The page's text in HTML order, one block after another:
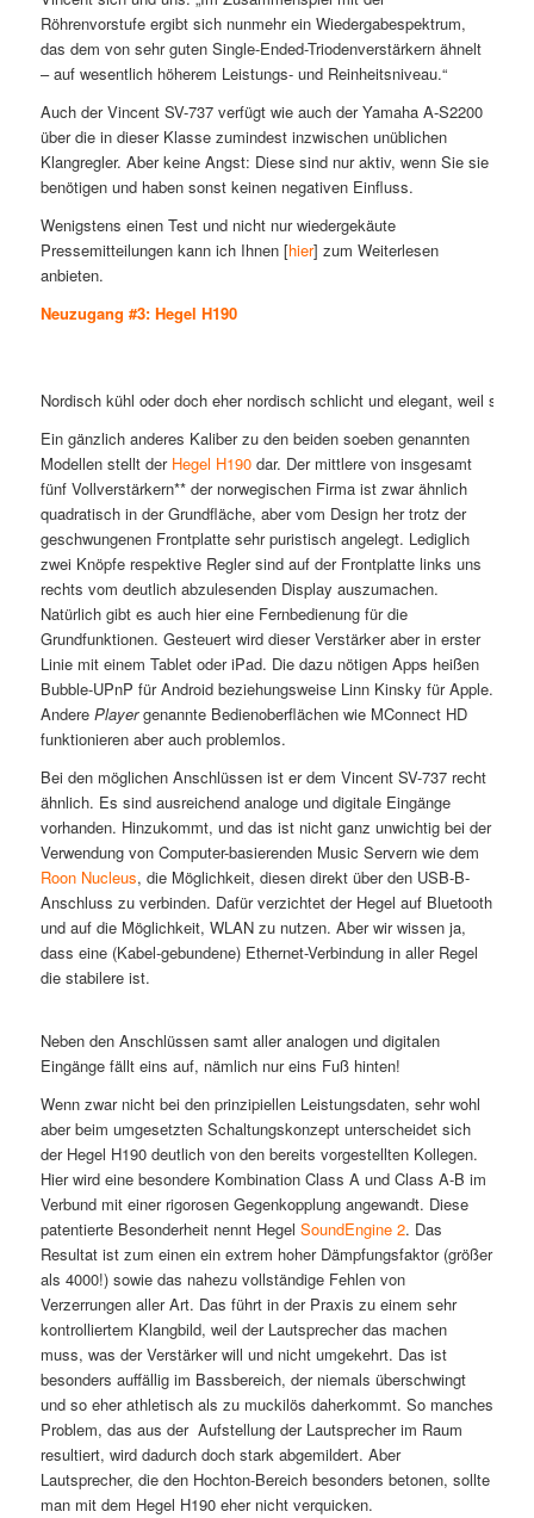
Röhrenvorstufe ergibt sich nunmehr ein Wiedergabespektrum,
das dem von sehr guten Single-Ended-Triodenverstärkern ähnelt
– auf wesentlich höherem Leistungs- und Reinheitsniveau.“
Auch der Vincent SV-737 verfügt wie auch der Yamaha A-S2200
über die in dieser Klasse zumindest inzwischen unüblichen
Klangregler. Aber keine Angst: Diese sind nur aktiv, wenn Sie sie
benötigen und haben sonst keinen negativen Einfluss.
Wenigstens einen Test und nicht nur wiedergekäute
Pressemitteilungen kann ich Ihnen [hier] zum Weiterlesen
anbieten.
Neuzugang #3: Hegel H190
Nordisch kühl oder doch eher nordisch schlicht und elegant, weil so
Ein gänzlich anderes Kaliber zu den beiden soeben genannten
Modellen stellt der Hegel H190dar. Der mittlere von insgesamt
fünf Vollverstärkern** der norwegischen Firma ist zwar ähnlich
quadratisch in der Grundfläche, aber vom Design her trotz der
geschwungenen Frontplatte sehr puristisch angelegt. Lediglich
zwei Knöpfe respektive Regler sind auf der Frontplatte links uns
rechts vom deutlich abzulesenden Display auszumachen.
Natürlich gibt es auch hier eine Fernbedienung für die
Grundfunktionen. Gesteuert wird dieser Verstärker aber in erster
Linie mit einem Tablet oder iPad. Die dazu nötigen Apps heißen
Bubble-UPnP für Android beziehungsweise Linn Kinsky für Apple.
Andere Playergenannte Bedienoberflächen wie MConnect HD
funktionieren aber auch problemlos.
Bei den möglichen Anschlüssen ist er dem Vincent SV-737 recht
ähnlich. Es sind ausreichend analoge und digitale Eingänge
vorhanden. Hinzukommt, und das ist nicht ganz unwichtig bei der
Verwendung von Computer-basierenden Music Servern wie dem
Roon Nucleus, die Möglichkeit, diesen direkt über den USB-B-
Anschluss zu verbinden. Dafür verzichtet der Hegel auf Bluetooth
und auf die Möglichkeit, WLAN zu nutzen. Aber wir wissen ja,
dass eine (Kabel-gebundene) Ethernet-Verbindung in aller Regel
die stabilere ist.
Neben den Anschlüssen samt aller analogen und digitalen
Eingänge fällt eins auf, nämlich nur eins Fuß hinten!
Wenn zwar nicht bei den prinzipiellen Leistungsdaten, sehr wohl
aber beim umgesetzten Schaltungskonzept unterscheidet sich
der Hegel H190 deutlich von den bereits vorgestellten Kollegen.
Hier wird eine besondere Kombination Class A und Class A-B im
Verbund mit einer rigorosen Gegenkopplung angewandt. Diese
patentierte Besonderheit nennt Hegel SoundEngine 2. Das
Resultat ist zum einen ein extrem hoher Dämpfungsfaktor (größer
als 4000!) sowie das nahezu vollständige Fehlen von
Verzerrungen aller Art. Das führt in der Praxis zu einem sehr
kontrolliertem Klangbild, weil der Lautsprecher das machen
muss, was der Verstärker will und nicht umgekehrt. Das ist
besonders auffällig im Bassbereich, der niemals überschwingt
und so eher athletisch als zu muckilös daherkommt. So manches
Problem, das aus der Aufstellung der Lautsprecher im Raum
resultiert, wird dadurch doch stark abgemildert. Aber
Lautsprecher, die den Hochton-Bereich besonders betonen, sollte
man mit dem Hegel H190 eher nicht verquicken.